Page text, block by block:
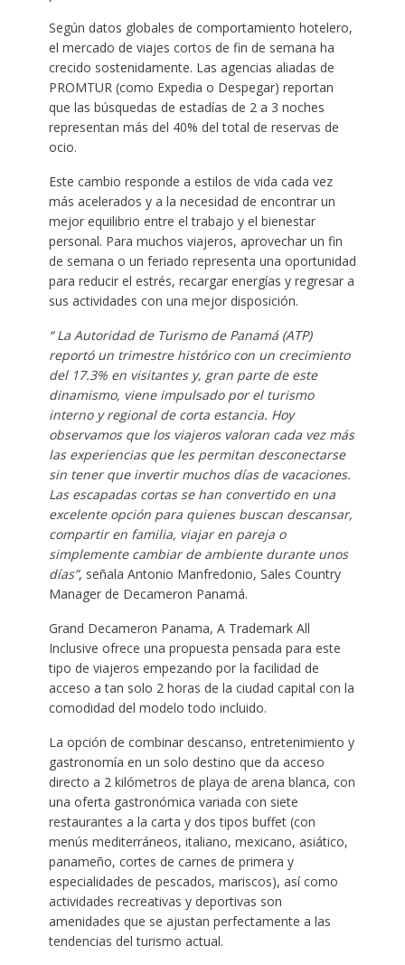
Según datos globales de comportamiento hotelero,
el mercado de viajes cortos de fin de semana ha
crecido sostenidamente. Las agencias aliadas de
PROMTUR (como Expedia o Despegar) reportan
que las búsquedas de estadías de 2 a 3 noches
representan más del 40% del total de reservas de
ocio.
Este cambio responde a estilos de vida cada vez
más acelerados y a la necesidad de encontrar un
mejor equilibrio entre el trabajo y el bienestar
personal. Para muchos viajeros, aprovechar un fin
de semana o un feriado representa una oportunidad
para reducir el estrés, recargar energías y regresar a
sus actividades con una mejor disposición.
“ La Autoridad de Turismo de Panamá (ATP)
reportó un trimestre histórico con un crecimiento
del 17.3% en visitantes y, gran parte de este
dinamismo, viene impulsado por el turismo
interno y regional de corta estancia. Hoy
observamos que los viajeros valoran cada vez más
las experiencias que les permitan desconectarse
sin tener que invertir muchos días de vacaciones.
Las escapadas cortas se han convertido en una
excelente opción para quienes buscan descansar,
compartir en familia, viajar en pareja o
simplemente cambiar de ambiente durante unos
días”, señala Antonio Manfredonio, Sales Country
Manager de Decameron Panamá.
Grand Decameron Panama, A Trademark All
Inclusive ofrece una propuesta pensada para este
tipo de viajeros empezando por la facilidad de
acceso a tan solo 2 horas de la ciudad capital con la
comodidad del modelo todo incluido.
La opción de combinar descanso, entretenimiento y
gastronomía en un solo destino que da acceso
directo a 2 kilómetros de playa de arena blanca, con
una oferta gastronómica variada con siete
restaurantes a la carta y dos tipos buffet (con
menús mediterráneos, italiano, mexicano, asiático,
panameño, cortes de carnes de primera y
especialidades de pescados, mariscos), así como
actividades recreativas y deportivas son
amenidades que se ajustan perfectamente a las
tendencias del turismo actual.